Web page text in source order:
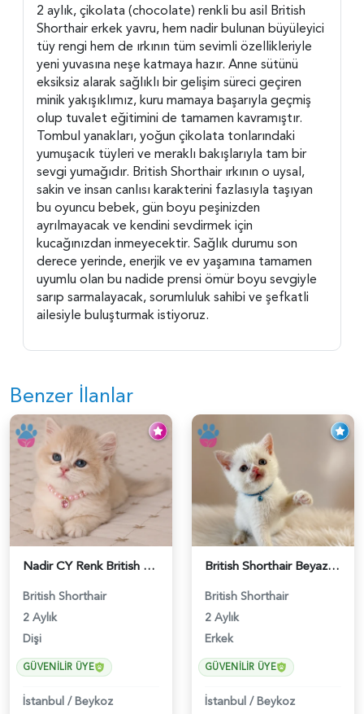
2 aylık, çikolata (chocolate) renkli bu asil British
Shorthair erkek yavru, hem nadir bulunan büyüleyici
tüy rengi hem de ırkının tüm sevimli özellikleriyle
yeni yuvasına neşe katmaya hazır. Anne sütünü
eksiksiz alarak sağlıklı bir gelişim süreci geçiren
minik yakışıklımız, kuru mamaya başarıyla geçmiş
olup tuvalet eğitimini de tamamen kavramıştır.
Tombul yanakları, yoğun çikolata tonlarındaki
yumuşacık tüyleri ve meraklı bakışlarıyla tam bir
sevgi yumağıdır. British Shorthair ırkının o uysal,
sakin ve insan canlısı karakterini fazlasıyla taşıyan
bu oyuncu bebek, gün boyu peşinizden
ayrılmayacak ve kendini sevdirmek için
kucağınızdan inmeyecektir. Sağlık durumu son
derece yerinde, enerjik ve ev yaşamına tamamen
uyumlu olan bu nadide prensi ömür boyu sevgiyle
sarıp sarmalayacak, sorumluluk sahibi ve şefkatli
ailesiyle buluşturmak istiyoruz.
Benzer İlanlar
Nadir CY Renk British Shorthair Prensesimiz - 6483
British Shorthair
2 Aylık
Dişi
GÜVENILIR ÜYE
İstanbul /Beykoz
British Shorthair Beyaz Pamuksu Yavrumuz - 6419
British Shorthair
2 Aylık
Erkek
GÜVENILIR ÜYE
İstanbul /Beykoz